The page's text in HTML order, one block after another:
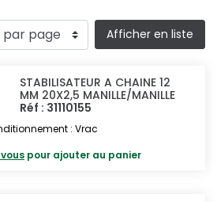
Afficher en liste
STABILISATEUR A CHAINE 12
MM 20X2,5 MANILLE/MANILLE
Réf : 31110155
: Vrac
pour ajouter au panier